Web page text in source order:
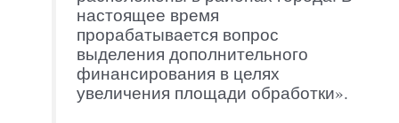
настоящее время
прорабатывается вопрос
выделения дополнительного
финансирования в целях
увеличения площади обработки».